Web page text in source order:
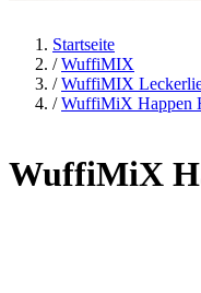
Startseite
/ WuffiMIX
/ WuffiMIX
/ WuffiMiX Happen
WuffiMiX